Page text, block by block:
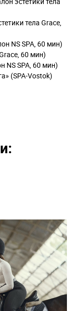
тела Grace,
NS SPA, 60 мин)
60 мин)
NS SPA, 60 мин)
(SPA-Vostok)